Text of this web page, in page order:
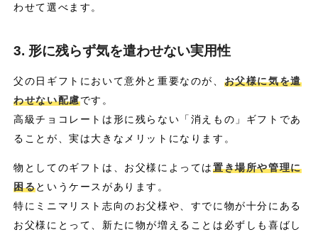
わせて選べます。
3. 形に残らず気を遣わせない実用性
父の日ギフトにおいて意外と重要なのが、 お父様に気を遣
わせない配慮です。
高級チョコレートは形に残らない「消えもの」ギフトであ
ることが、実は大きなメリットになります。
物としてのギフトは、お父様によっては置き場所や管理に
困るというケースがあります。
特にミニマリスト志向のお父様や、すでに物が十分にある
お父様にとって、新たに物が増えることは必ずしも喜ばし